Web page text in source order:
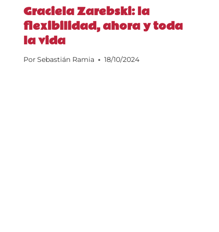
Graciela Zarebski: la
flexibilidad, ahora y toda
la vida
Por Sebastián Ramia 18/10/2024